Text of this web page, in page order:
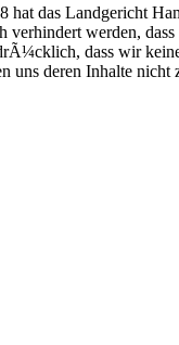
das Landgericht
verhindert werden,
dass wir
uns deren Inhalte